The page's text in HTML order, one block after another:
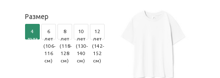
Размер
4
года
6
лет
(106-
116
см)
8
лет
(118-
128
см)
10
лет
(130-
140
см)
12
лет
(142-
152
см)